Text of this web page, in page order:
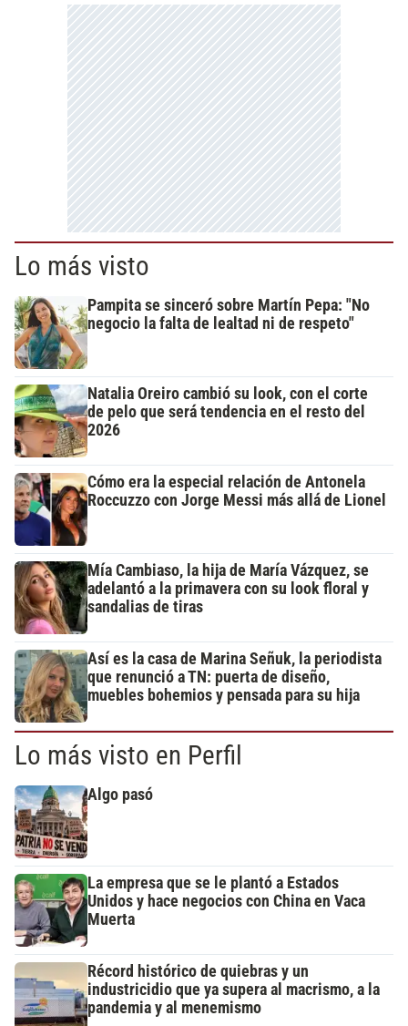
Lo más visto
Pampita se sinceró sobre Martín Pepa: "No
negocio la falta de lealtad ni de respeto"
Natalia Oreiro cambió su look, con el corte
de pelo que será tendencia en el resto del
2026
Cómo era la especial relación de Antonela
Roccuzzo con Jorge Messi más allá de Lionel
Mía Cambiaso, la hija de María Vázquez, se
adelantó a la primavera con su look floral y
sandalias de tiras
Así es la casa de Marina Señuk, la periodista
que renunció a TN: puerta de diseño,
muebles bohemios y pensada para su hija
Lo más visto en Perfil
Algo pasó
La empresa que se le plantó a Estados
Unidos y hace negocios con China en Vaca
Muerta
Récord histórico de quiebras y un
industricidio que ya supera al macrismo, a la
pandemia y al menemismo